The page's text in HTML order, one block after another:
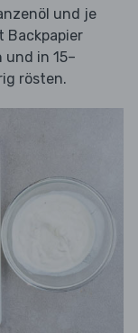
und je
Backpapier
in 15–
rösten.